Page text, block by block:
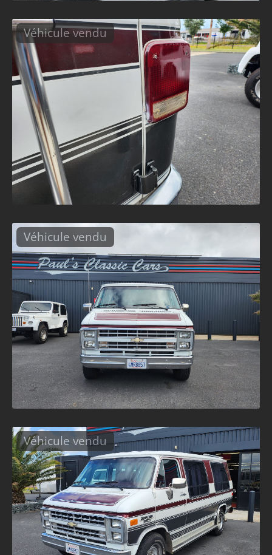
Véhicule vendu
Véhicule vendu
Véhicule vendu